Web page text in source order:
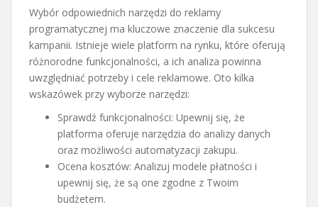
Wybór odpowiednich narzędzi do reklamy
programatycznej ma kluczowe znaczenie dla sukcesu
kampanii. Istnieje wiele platform na rynku, które oferują
różnorodne funkcjonalności, a ich analiza powinna
uwzględniać potrzeby i cele reklamowe. Oto kilka
wskazówek przy wyborze narzędzi:
Sprawdź funkcjonalności: Upewnij się, że
platforma oferuje narzędzia do analizy danych
oraz możliwości automatyzacji zakupu.
Ocena kosztów: Analizuj modele płatności i
upewnij się, że są one zgodne z Twoim
budżetem.